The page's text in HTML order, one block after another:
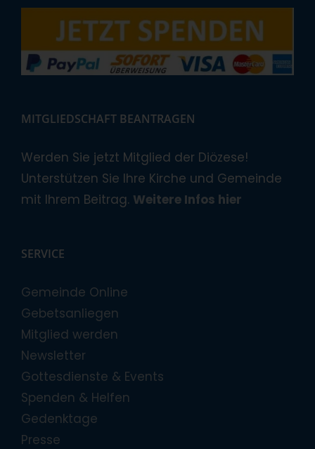
MITGLIEDSCHAFT BEANTRAGEN
Werden Sie jetzt Mitglied der Diözese!
Unterstützen Sie Ihre Kirche und Gemeinde
mit Ihrem Beitrag. Weitere Infos hier
SERVICE
Gemeinde Online
Gebetsanliegen
Mitglied werden
Newsletter
Gottesdienste & Events
Spenden & Helfen
Gedenktage
Presse